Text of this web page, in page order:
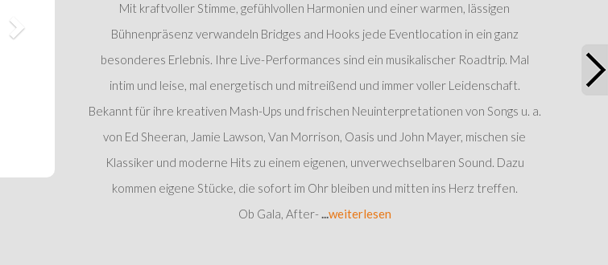
Mit kraftvoller Stimme, gefühlvollen Harmonien und einer warmen, lässigen
Bühnenpräsenz verwandeln Bridges and Hooks jede Eventlocation in ein ganz
besonderes Erlebnis. Ihre Live-Performances sind ein musikalischer Roadtrip. Mal
intim und leise, mal energetisch und mitreißend und immer voller Leidenschaft.
Bekannt für ihre kreativen Mash-Ups und frischen Neuinterpretationen von Songs u. a.
von Ed Sheeran, Jamie Lawson, Van Morrison, Oasis und John Mayer, mischen sie
Klassiker und moderne Hits zu einem eigenen, unverwechselbaren Sound. Dazu
kommen eigene Stücke, die sofort im Ohr bleiben und mitten ins Herz treffen.
Ob Gala, After- ...weiterlesen